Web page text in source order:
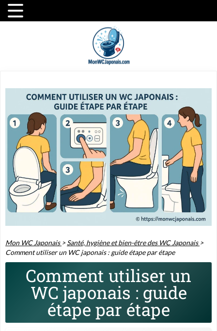
Mon WC Japonais >Santé, hygiène et bien-être des WC Japonais >
Comment utiliser un WC japonais : guide étape par étape
Comment utiliser un
WC japonais : guide
étape par étape